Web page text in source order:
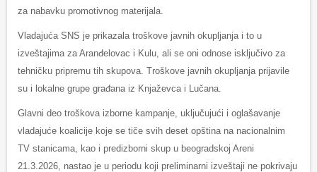
za nabavku promotivnog materijala.
Vladajuća SNS je prikazala troškove javnih okupljanja i to u
izveštajima za Aranđelovac i Kulu, ali se oni odnose isključivo za
tehničku pripremu tih skupova. Troškove javnih okupljanja prijavile
su i lokalne grupe građana iz Knjaževca i Lučana.
Glavni deo troškova izborne kampanje, uključujući i oglašavanje
vladajuće koalicije koje se tiče svih deset opština na nacionalnim
TV stanicama, kao i predizborni skup u beogradskoj Areni
21.3.2026, nastao je u periodu koji preliminarni izveštaji ne pokrivaju